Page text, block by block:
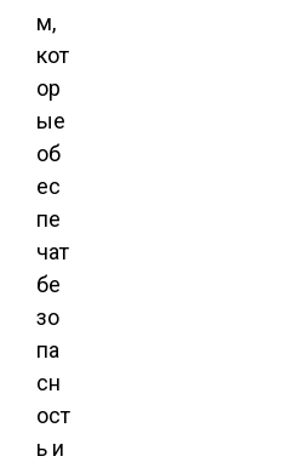
м,
кот
ор
ые
об
ес
пе
чат
бе
зо
па
сн
ост
ь и